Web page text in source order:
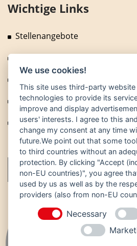
Wichtige Links
Stellenangebote
Fragen und Antworten
Technische Anlagen
Fuhrpark
We use cookies!
This site uses third-party website
technologies to provide its
improve and display
users' interests. I agree to this
change my consent at any time
future.We point out that some
to third countries without an
protection. By clicking "Accept
non-EU countries)", you agree
used by us as well as by the
providers (also from non-EU
Necessary